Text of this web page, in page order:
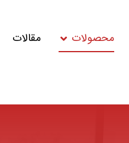
محصولات مقالات